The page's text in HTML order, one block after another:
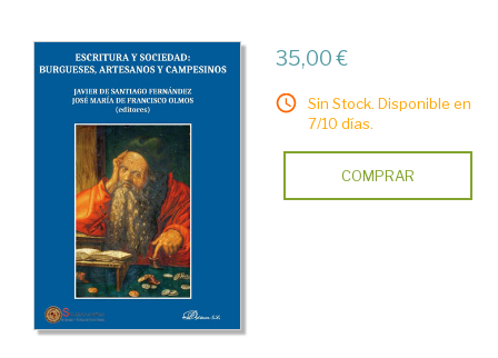
35,00 €
Sin Stock. Disponible en
7/10 días.
COMPRAR